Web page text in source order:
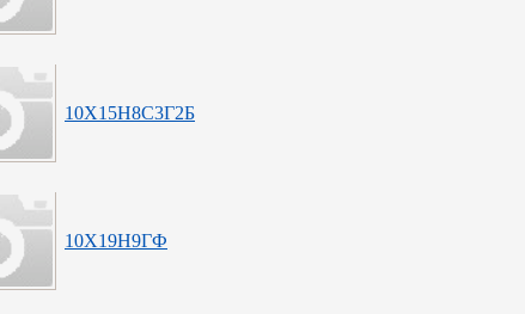
10Х15Н8С3Г2Б
10Х19Н9ГФ